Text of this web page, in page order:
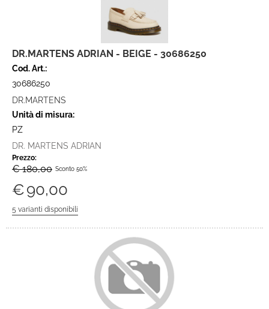
DR.MARTENS ADRIAN - BEIGE - 30686250
Cod. Art.:
30686250
DR.MARTENS
Unità di misura:
PZ
DR. MARTENS ADRIAN
Prezzo:
€ 180,00 Sconto 50%
€90,00